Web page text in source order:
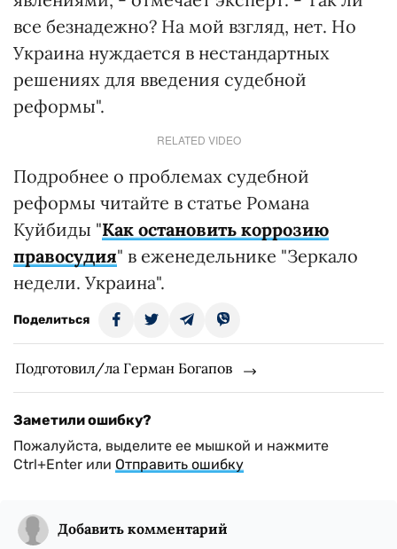
все безнадежно? На мой взгляд, нет. Но
Украина нуждается в нестандартных
решениях для введения судебной
реформы".
RELATED VIDEO
Подробнее о проблемах судебной
реформы читайте в статье Романа
Куйбиды "Как остановить коррозию
правосудия" в еженедельнике "Зеркало
недели. Украина".
Поделиться
Подготовил/ла Герман Богапов
Заметили ошибку?
Пожалуйста, выделите ее мышкой и нажмите
Ctrl+Enter или Отправить ошибку
Добавить комментарий